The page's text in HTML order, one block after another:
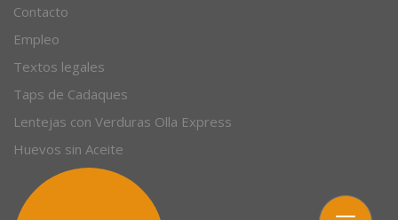
Contacto
Empleo
Textos legales
Taps de Cadaques
Lentejas con Verduras Olla Express
Huevos sin Aceite